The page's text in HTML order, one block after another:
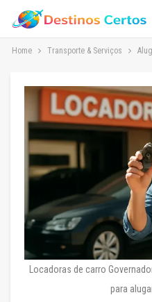
Home Transporte & Serviços
Locadoras de carro
para